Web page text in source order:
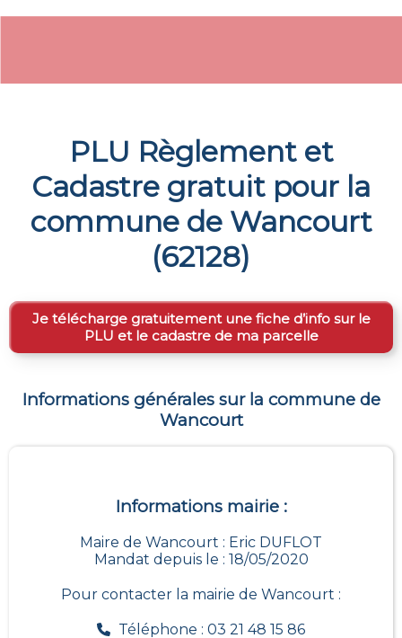
PLU Règlement et
Cadastre gratuit pour la
commune de Wancourt
(62128)
Je télécharge gratuitement une fiche d’info sur le
PLU et le cadastre de ma parcelle
Informations générales sur la commune de
Wancourt
Informations mairie :
Maire de Wancourt : Eric DUFLOT
Mandat depuis le : 18/05/2020
Pour contacter la mairie de Wancourt :
Téléphone : 03 21 48 15 86